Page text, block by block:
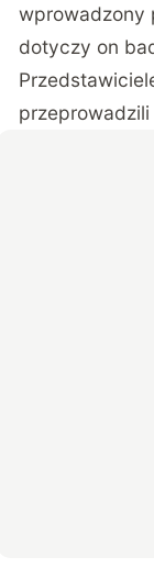
wprowadzony
dotyczy on
przeprowadzili